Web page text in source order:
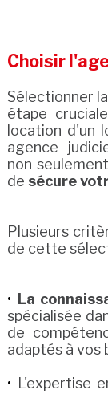
Choisir
Sélectionner
étape
location d'un
agence
non
de sécure
Plusieurs
de cette
La
spécialisée
de
adaptés à vos
L'expertise